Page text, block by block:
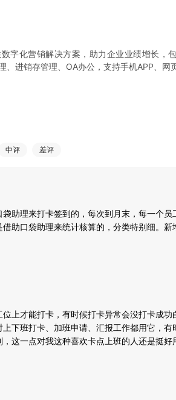
字化营销解决方案，助力企业业绩增长，
、进销存管理、OA办公，支持手机APP、网
流程管理（商机、订单、商品、合同、回款
的掌控公司业绩和管理客户
电话录音、电话数据统计、云电话、电话排
沟通话术，提升销售业绩
订单、供应商、采购报表)、库存管理(入库
中评 差评
助理来打卡签到的，每次到月末，每一个
借助口袋助理来统计核算的，分类特别细。
位上才能打卡，有时候打卡异常会没打卡成
下班打卡、加班申请、汇报工作都用它，
这一点对我这种喜欢卡点上班的人还是挺好